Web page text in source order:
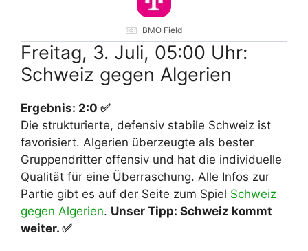
BMO Field
Freitag, 3. Juli, 05:00 Uhr:
Schweiz gegen Algerien
Ergebnis: 2:0 ✅
Die strukturierte, defensiv stabile Schweiz ist
favorisiert. Algerien überzeugte als bester
Gruppendritter offensiv und hat die individuelle
Qualität für eine Überraschung. Alle Infos zur
Partie gibt es auf der Seite zum Spiel Schweiz
gegen Algerien. Unser Tipp: Schweiz kommt
weiter. ✅